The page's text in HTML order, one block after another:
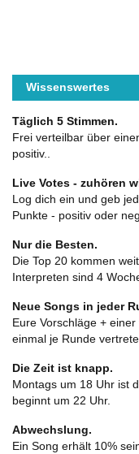
Wissenswertes
Täglich 5 Stimmen.
Frei verteilbar über
positiv..
Live Votes - zuhören
Log dich ein und geb
Punkte - positiv oder
Nur die Besten.
Die Top 20 kommen
Interpreten sind 4
Neue Songs in jeder
Eure Vorschläge +
einmal je Runde
Die Zeit ist knapp.
Montags um 18 Uhr ist
beginnt um 22 Uhr.
Abwechslung.
Ein Song erhält 10%